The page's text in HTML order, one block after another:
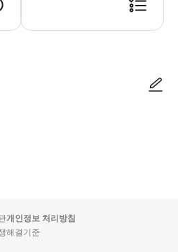
개인정보 처리방침
해결기준